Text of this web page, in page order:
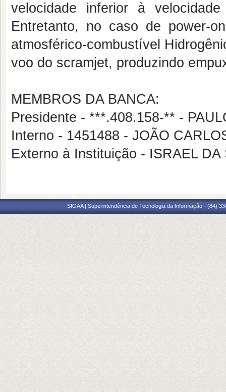
velocidade inferior à
Entretanto, no caso de power-
atmosférico-combustível
voo do scramjet, produzindo
MEMBROS DA BANCA:
Presidente - ***.408.158-** -
Interno - 1451488 - JOÃO
Externo à Instituição - ISRAEL DA
SIGAA | Superintendência de Tecnologia da Informação - (84)